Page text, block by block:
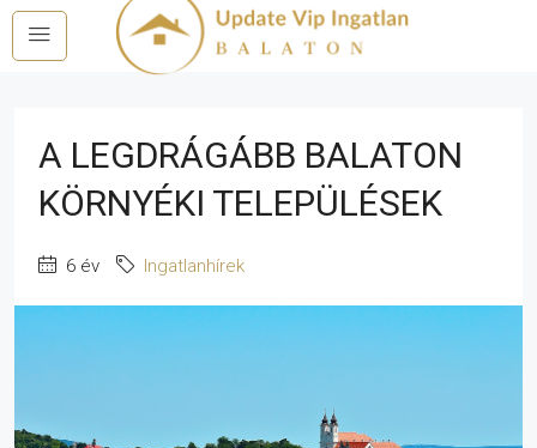
A LEGDRÁGÁBB BALATON
KÖRNYÉKI TELEPÜLÉSEK
6 év Ingatlanhírek